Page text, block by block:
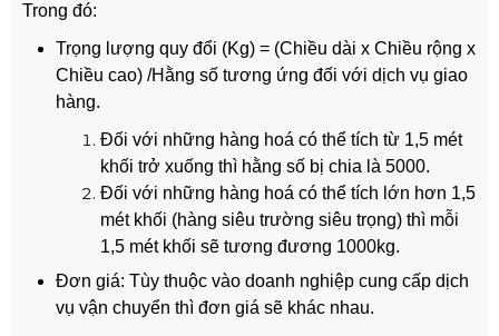
Trong đó:
Trọng lượng quy đổi (Kg) = (Chiều dài x Chiều rộng x
Chiều cao) /Hằng số tương ứng đối với dịch vụ giao
hàng.
Đối với những hàng hoá có thể tích từ 1,5 mét
khối trở xuống thì hằng số bị chia là 5000.
Đối với những hàng hoá có thể tích lớn hơn 1,5
mét khối (hàng siêu trường siêu trọng) thì mỗi
1,5 mét khối sẽ tương đương 1000kg.
Đơn giá: Tùy thuộc vào doanh nghiệp cung cấp dịch
vụ vận chuyển thì đơn giá sẽ khác nhau.